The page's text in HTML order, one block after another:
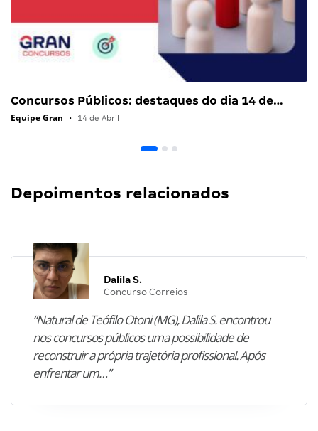
Concursos Públicos: destaques do dia 14 de…
Equipe Gran • 14 de Abril
Depoimentos relacionados
Dalila S.
Concurso Correios
“Natural de Teófilo Otoni (MG), Dalila S. encontrou
nos concursos públicos uma possibilidade de
reconstruir a própria trajetória profissional. Após
enfrentar um…”